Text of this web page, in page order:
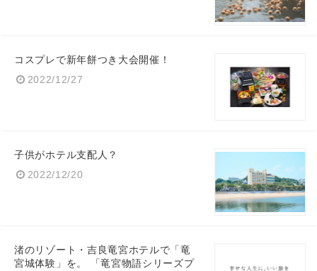
コスプレで新年餅つき大会開催！
2022/12/27
子供がホテル支配人？
2022/12/20
渚のリゾート・吉良竜宮ホテルで「竜
宮城体験」を。 「竜宮物語シリーズプ